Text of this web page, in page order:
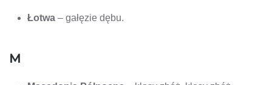
Łotwa – gałęzie dębu.
M